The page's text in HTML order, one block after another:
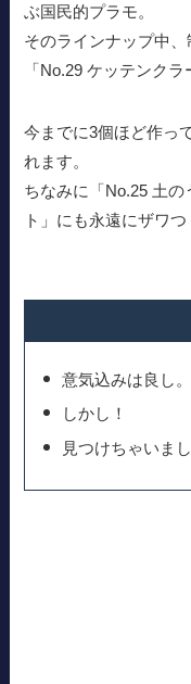
ぶ国民的プラモ。
そのラインナップ中
「No.29 ケッテンクラ
今までに3個ほど作っ
れます。
ちなみに「No.25 土
ト」にも永遠にザワつ
意気込みは良し
しかし！
見つけちゃいまし